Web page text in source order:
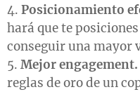
Posicionamiento
hará que te
conseguir una mayor
Mejor engagement.
reglas de oro de un